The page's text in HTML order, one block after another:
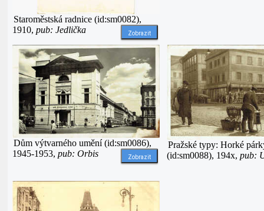
Staroměstská radnice (id:sm0082),
1910, pub: Jedlička Zobrazit
Dům výtvarného umění (id:sm0086),
1945-1953, pub: Orbis Zobrazit
Pražské typy: Horké
(id:sm0088), 194x, pub: